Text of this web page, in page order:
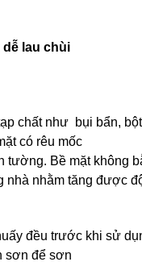
lau chùi
chất như bụi bẩn,
có rêu mốc
tường. Bề mặt không
nhằm tăng được
đều trước khi sử
sơn để sơn